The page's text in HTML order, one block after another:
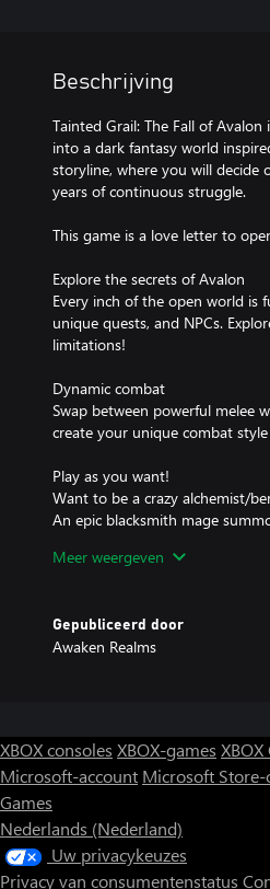
Beschrijving
Tainted Grail: The Fall of
into a dark fantasy world
storyline, where you will decide
years of continuous struggle.
This game is a love letter to
Explore the secrets of Avalon
Every inch of the open world is
unique quests, and NPCs.
limitations!
Dynamic combat
Swap between powerful melee
create your unique combat
Play as you want!
Want to be a crazy alchemist/
An epic blacksmith mage
… just kidding, obviously. This is
Dark, but beautiful world
Experience Avalon in 3 totally
Immerse yourself in the world
Tons of supporting systems will
At night, prepare for Wyrdness
Meer weergeven
Gepubliceerd door
Awaken Realms
XBOX consoles XBOX-games XBOX
Microsoft-account Microsoft
Games
Nederlands (Nederland)
Uw privacykeuzes
Privacy van consumentenstatus